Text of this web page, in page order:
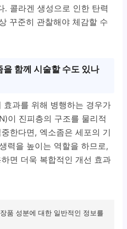
. 콜라겐 생성으로 인한 탄력
꾸준히 관찰해야 체감할 수
함께 시술할 수도 있나
효과를 위해 병행하는 경우가
이 진피층의 구조를 물리적
한다면, 엑소좀은 세포의 기
력을 높이는 역할을 하므로,
면 더욱 복합적인 개선 효과
품 성분에 대한 일반적인 정보를